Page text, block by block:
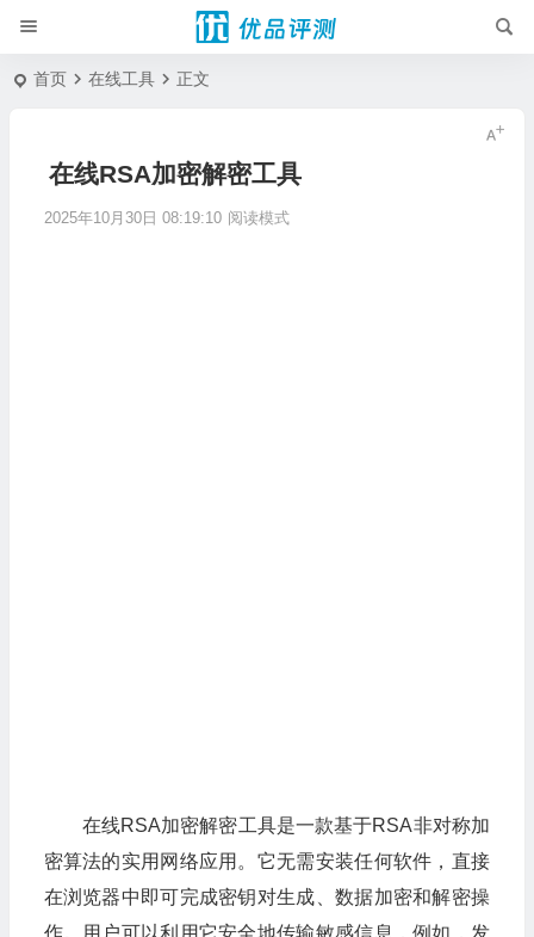
首页 在线工具 正文
在线RSA加密解密工具
2025年10月30日 08:19:10 阅读模式
在线RSA加密解密工具是一款基于RSA非对称加
密算法的实用网络应用。它无需安装任何软件，直接
在浏览器中即可完成密钥对生成、数据加密和解密操
作。用户可以利用它安全地传输敏感信息，例如，发